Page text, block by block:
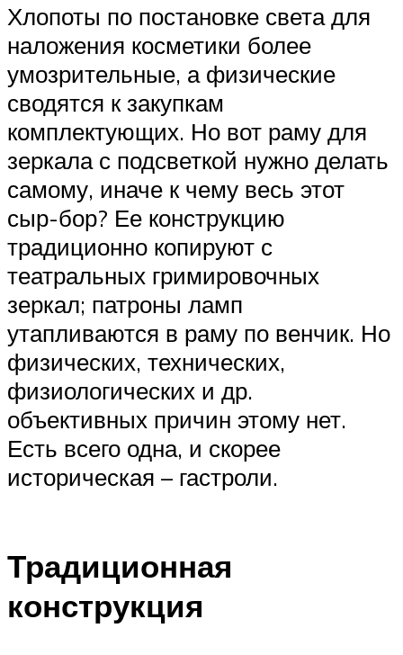
Хлопоты по постановке света для
наложения косметики более
умозрительные, а физические
сводятся к закупкам
комплектующих. Но вот раму для
зеркала с подсветкой нужно делать
самому, иначе к чему весь этот
сыр-бор? Ее конструкцию
традиционно копируют с
театральных гримировочных
зеркал; патроны ламп
утапливаются в раму по венчик. Но
физических, технических,
физиологических и др.
объективных причин этому нет.
Есть всего одна, и скорее
историческая – гастроли.
Традиционная
конструкция